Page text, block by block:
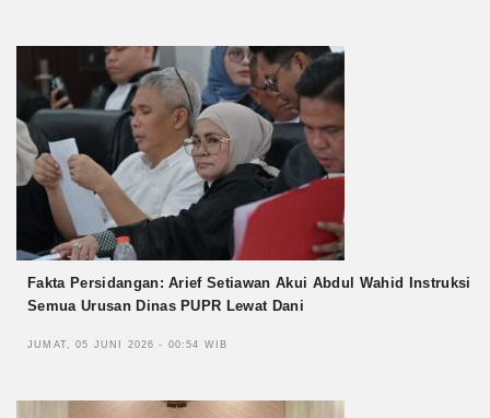
Fakta Persidangan: Arief Setiawan Akui Abdul Wahid Instruksi
Semua Urusan Dinas PUPR Lewat Dani
JUMAT, 05 JUNI 2026 - 00:54 WIB